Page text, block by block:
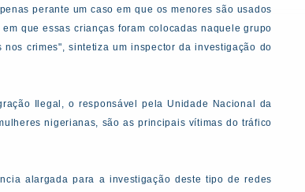
perante um caso em que os menores são usados
que essas crianças foram colocadas naquele grupo
crimes", sintetiza um inspector da investigação do
Ilegal, o responsável pela Unidade Nacional da
nigerianas, são as principais vítimas do tráfico
alargada para a investigação deste tipo de redes